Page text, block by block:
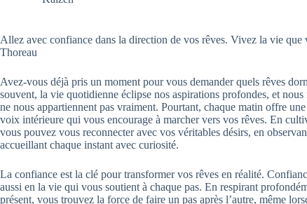
Allez avec confiance dans la direction de vos rêves. Vivez la vie
Thoreau
Avez-vous déjà pris un moment pour vous demander quels rêves
souvent, la vie quotidienne éclipse nos aspirations profondes, et
ne nous appartiennent pas vraiment. Pourtant, chaque matin offre
voix intérieure qui vous encourage à marcher vers vos rêves. En
vous pouvez vous reconnecter avec vos véritables désirs, en
accueillant chaque instant avec curiosité.
La confiance est la clé pour transformer vos rêves en réalité.
aussi en la vie qui vous soutient à chaque pas. En respirant
présent, vous trouvez la force de faire un pas après l’autre, même